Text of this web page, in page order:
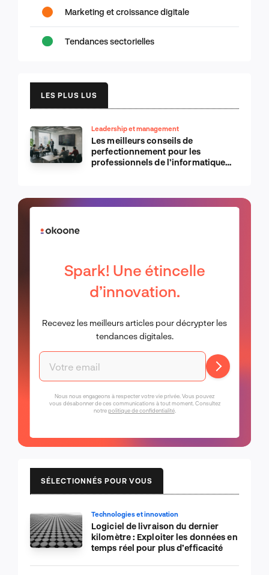
Marketing et croissance digitale
Tendances sectorielles
LES PLUS LUS
Leadership et management
Les meilleurs conseils de
perfectionnement pour les
professionnels de l’informatique
Spark! Une étincelle
d’innovation.
Recevez les meilleurs articles pour décrypter les
tendances digitales.
Nous nous engageons à respecter votre vie privée. Vous pouvez
vous désabonner de ces communications à tout moment. Consultez
notrepolitique de confidentialité.
SÉLECTIONNÉS POUR VOUS
Technologies et innovation
Logiciel de livraison du dernier
kilomètre : Exploiter les données en
temps réel pour plus d’efficacité